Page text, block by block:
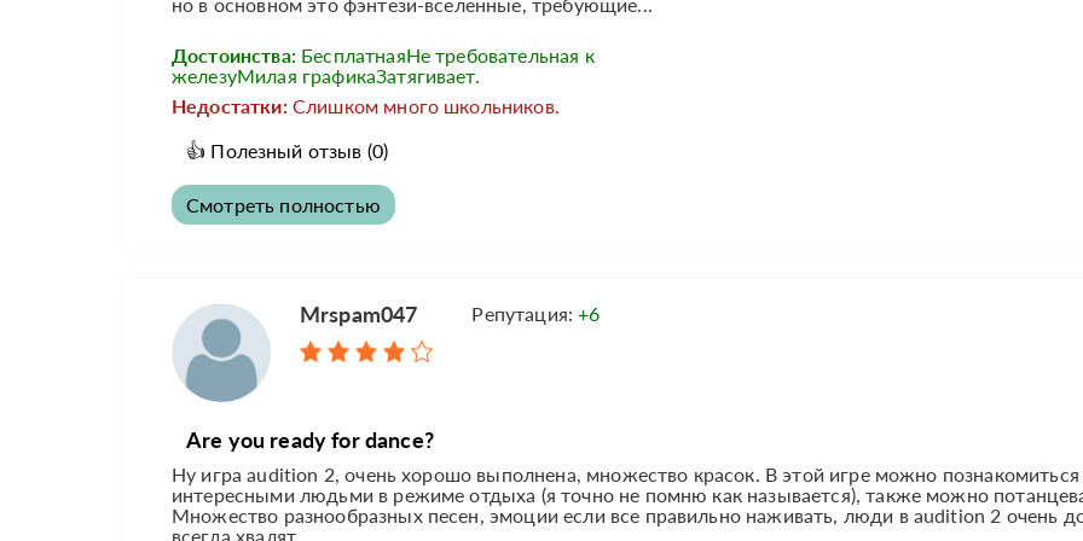
но в основном это фэнтези-вселенные, требующие...
Достоинства: БесплатнаяНе требовательная к
железуМилая графикаЗатягивает.
Недостатки: Слишком много школьников.
👍 Полезный отзыв (0)
Смотреть полностью
Mrspam047 Репутация:+6
Are you ready for dance?
Ну игра audition 2, очень хорошо выполнена, множество красок. В этой игре можно познакомиться
интересными людьми в режиме отдыха (я точно не помню как называется), также можно
Множество разнообразных песен, эмоции если все правильно наживать, люди в audition 2 очень
всегда хвалят...